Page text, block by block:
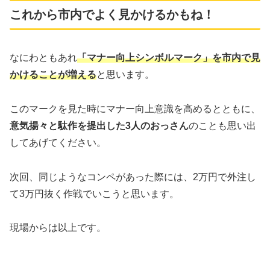
これから市内でよく見かけるかもね！
なにわともあれ「マナー向上シンボルマーク」を市内で見
かけることが増えると思います。
このマークを見た時にマナー向上意識を高めるとともに、
意気揚々と駄作を提出した3人のおっさんのことも思い出
してあげてください。
次回、同じようなコンペがあった際には、2万円で外注し
て3万円抜く作戦でいこうと思います。
現場からは以上です。